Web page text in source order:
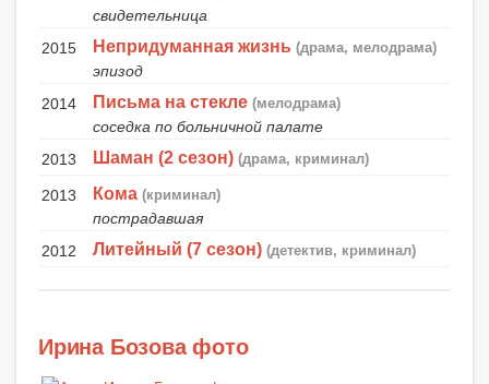
свидетельница
2015
Непридуманная жизнь (драма, мелодрама)
эпизод
2014
Письма на стекле (мелодрама)
соседка по больничной палате
2013
Шаман (2 сезон) (драма, криминал)
2013 Кома (криминал)
пострадавшая
2012
Литейный (7 сезон) (детектив, криминал)
Ирина Бозова фото